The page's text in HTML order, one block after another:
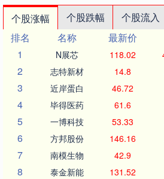
个股涨幅 个股跌幅 个股流入
排名
名称 最新价
1
N展芯 118.02
2 志特新材 14.8
3 近岸蛋白 46.72
4 毕得医药 61.6
5 一博科技 53.33
6 方邦股份 146.16
7 南模生物 42.9
8 泰金新能 131.52